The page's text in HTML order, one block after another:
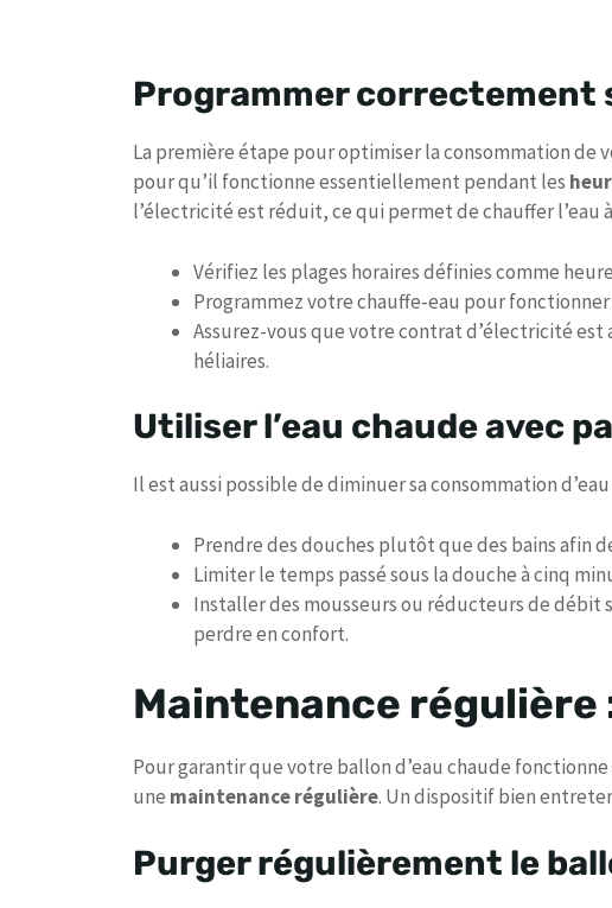
Programmer correctement
La première étape pour optimiser la consommation de
pour qu’il fonctionne essentiellement pendant les
l’électricité est réduit, ce qui permet de chauffer l’eau
Vérifiez les plages horaires définies comme
Programmez votre chauffe-eau pour
Assurez-vous que votre contrat d’électricité
héliaires.
Utiliser l’eau chaude avec
Il est aussi possible de diminuer sa consommation
Prendre des douches plutôt que des bains afin
Limiter le temps passé sous la douche à cinq
Installer des mousseurs ou réducteurs de débit
perdre en confort.
Maintenance régulière
Pour garantir que votre ballon d’eau chaude
une maintenance régulière. Un dispositif bien
Purger régulièrement le